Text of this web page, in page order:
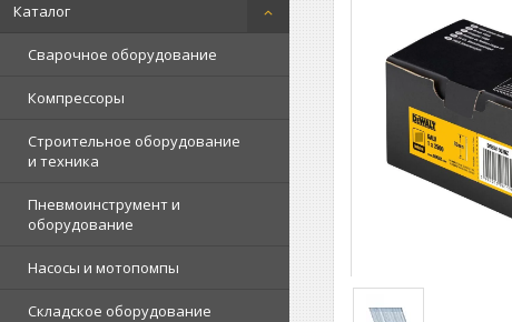
Каталог
Сварочное оборудование
Компрессоры
Строительное оборудование
и техника
Пневмоинструмент и
оборудование
Насосы и мотопомпы
Складское оборудование